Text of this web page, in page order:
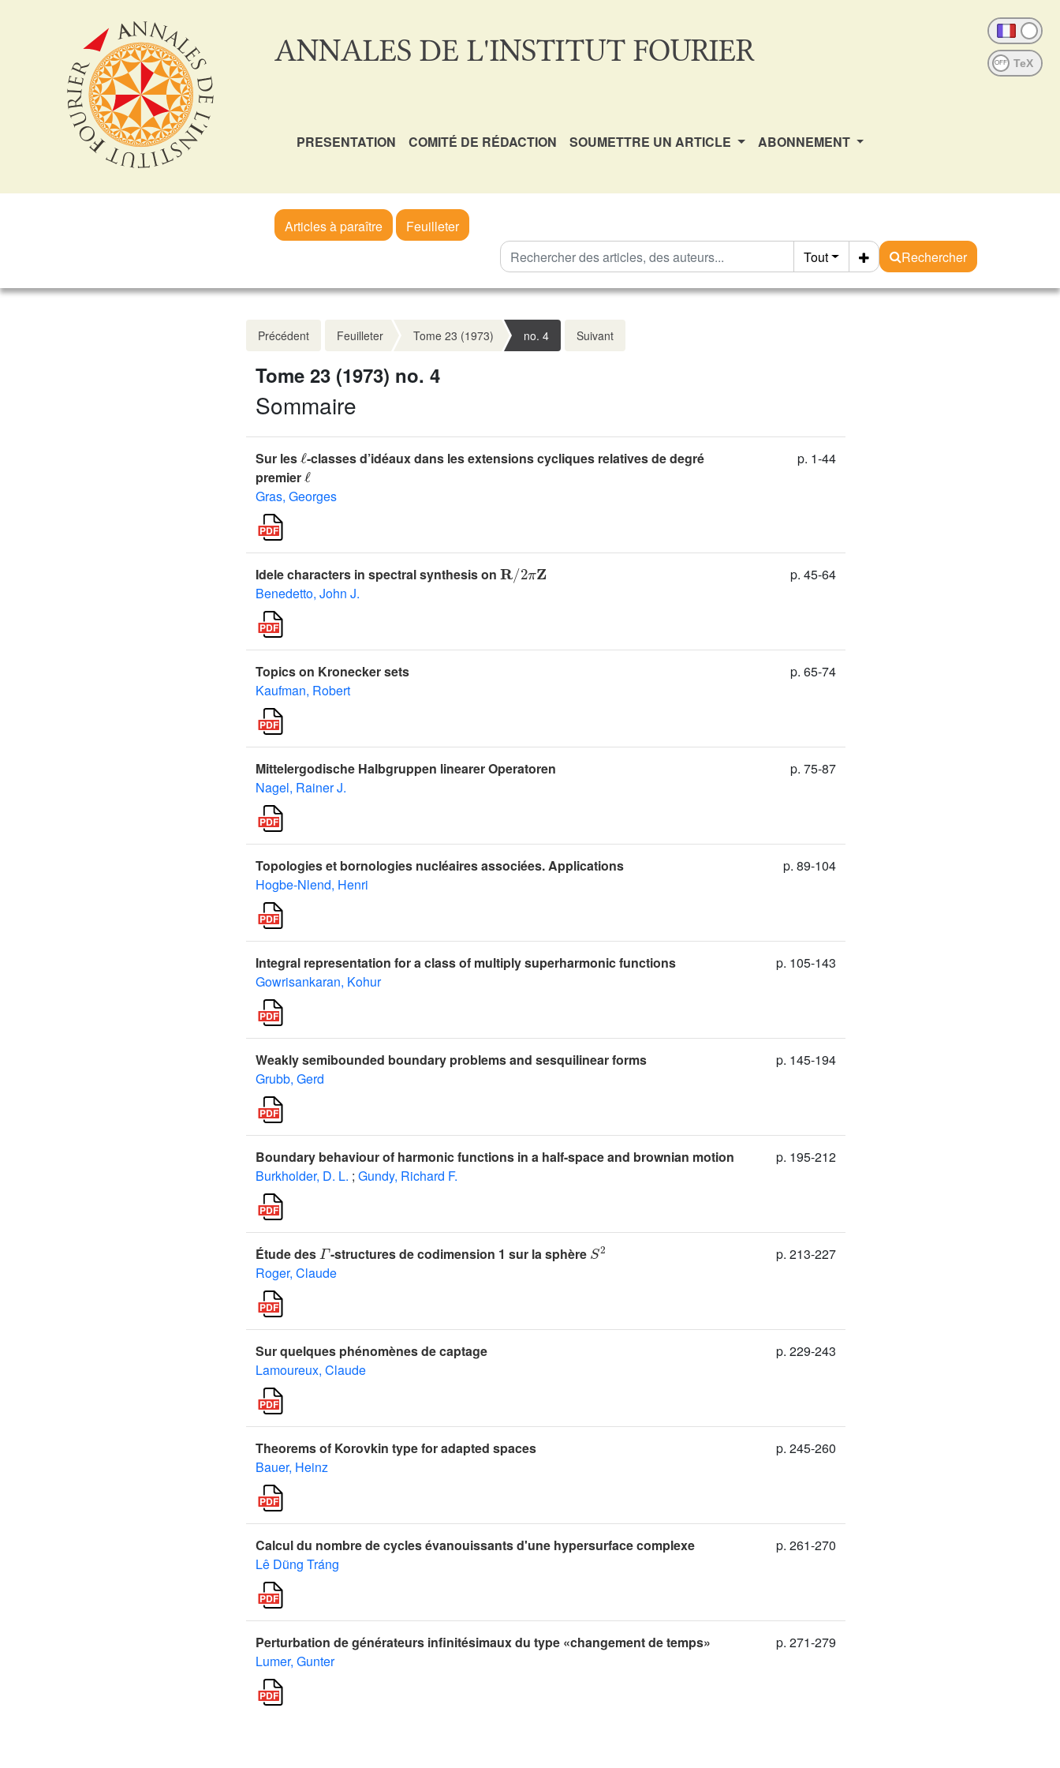
ANNALES DE L'INSTITUT FOURIER OFF
PRESENTATION COMITÉ DE RÉDACTION SOUMETTRE UN ARTICLE ABONNEMENT
Articles à paraître
Feuilleter
Tout
Rechercher
Précédent Feuilleter Tome 23 (1973) no. 4 Suivant
Tome 23 (1973) no. 4
Sommaire
Sur les -classes d’idéaux dans les extensions cycliques relatives de degré
premier
ℓ
Gras, Georges
p. 1-44
Idele characters in spectral synthesis on
2
Benedetto, John J.
p. 45-64
Topics on Kronecker sets
Kaufman, Robert
p. 65-74
Mittelergodische Halbgruppen linearer Operatoren
Nagel, Rainer J.
p. 75-87
Topologies et bornologies nucléaires associées. Applications
Hogbe-Nlend, Henri
p. 89-104
Integral representation for a class of multiply superharmonic functions
Gowrisankaran, Kohur
p. 105-143
Weakly semibounded boundary problems and sesquilinear forms
Grubb, Gerd
p. 145-194
Boundary behaviour of harmonic functions in a half-space and brownian motion
Burkholder, D. L. ; Gundy, Richard F.
p. 195-212
Étude des -structures de codimension 1 sur la sphère
2
Roger, Claude
p. 213-227
Sur quelques phénomènes de captage
Lamoureux, Claude
p. 229-243
Theorems of Korovkin type for adapted spaces
Bauer, Heinz
p. 245-260
Calcul du nombre de cycles évanouissants d'une hypersurface complexe
Lê Dũng Tráng
p. 261-270
Perturbation de générateurs infinitésimaux du type «changement de temps»
Lumer, Gunter
p. 271-279